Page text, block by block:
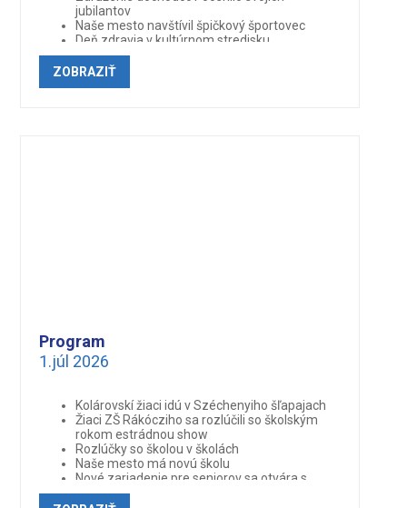
jubilantov
Naše mesto navštívil špičkový športovec
Deň zdravia v kultúrnom stredisku
Zlaté ocenenie pre kolárovské haláslé –
Oslava Cyrila a Metoda v MsKS
ZOBRAZIŤ
Program
1.júl 2026
Kolárovskí žiaci idú v Széchenyiho šľapajach
Žiaci ZŠ Rákócziho sa rozlúčili so školským
rokom estrádnou show
Rozlúčky so školou v školách
Naše mesto má novú školu
Nové zariadenie pre seniorov sa otvára s
plnou kapacitou